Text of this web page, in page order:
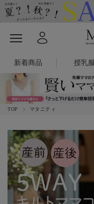
新着商品 授乳服
TOP マタニティ